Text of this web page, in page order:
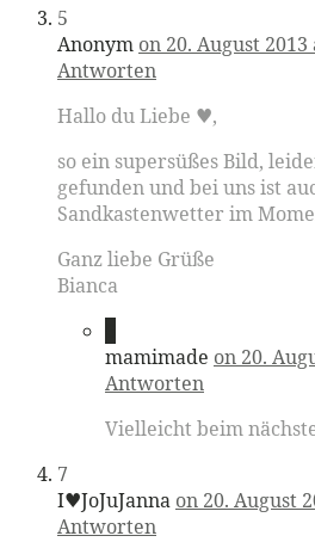
5
Anonym on 20. August 2013
Antworten
Hallo du Liebe ♥,
so ein supersüßes Bild,
gefunden und bei uns ist
Sandkastenwetter im
Ganz liebe Grüße
Bianca
mamimade on 20.
Antworten
Vielleicht beim
7
I♥JoJuJanna on 20. August
Antworten